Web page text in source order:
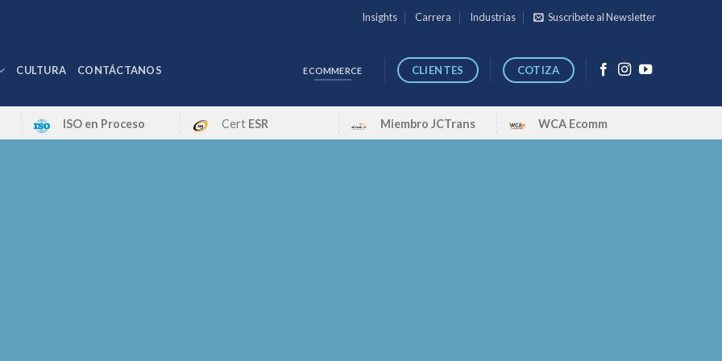
Insights Carrera Industrias Suscríbete al Newsletter
CULTURA CONTÁCTANOS ECOMMERCE CLIENTES COTIZA
ISO en Proceso Cert ESR Miembro JCTrans WCA Ecomm